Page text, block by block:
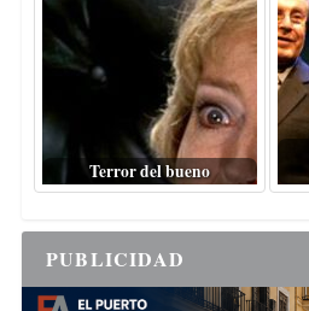
Terror del bueno
PUBLICIDAD